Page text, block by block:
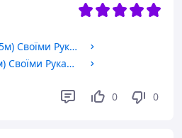
Натяжна стеля (1,5м*3,5м) Своїми Руками БІЛА МАТОВА. Натяжна стеля Зроби Сам комплект №15
Натяжна стеля (1,5м*3м) Своїми Руками БІЛА МАТОВА. Натяжна стеля Зроби Сам комплект №14
0 0